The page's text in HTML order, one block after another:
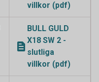
villkor (pdf)
BULL GULD
X18 SW 2 -
slutliga
villkor (pdf)